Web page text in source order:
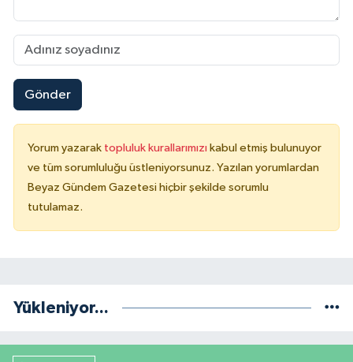
Gönder
Yorum yazarak topluluk kurallarımızı kabul etmiş bulunuyor
ve tüm sorumluluğu üstleniyorsunuz. Yazılan yorumlardan
Beyaz Gündem Gazetesi hiçbir şekilde sorumlu
tutulamaz.
Yükleniyor...